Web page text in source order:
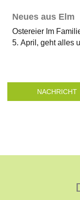
Neues aus Elm
Ostereier Im Familiengottesdienst am Oster­sonntag, den
5. April, geht alles
NACHRICHT